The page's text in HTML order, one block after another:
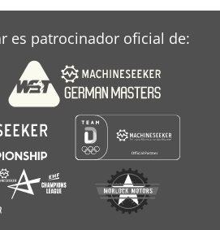
es patrocinador oficial de: